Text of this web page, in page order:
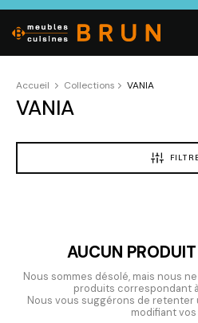
Accueil Collections VANIA
VANIA
AUCUN
Nous sommes désolé, mais nous
produits correspondant
Nous vous suggérons de
modifiant